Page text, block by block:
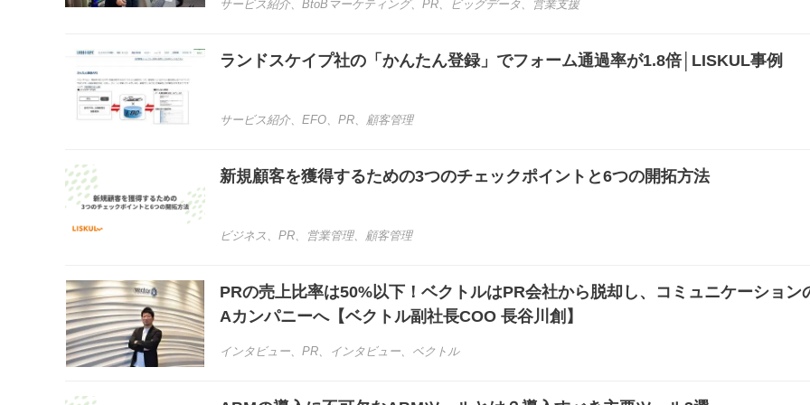
サービス紹介、 BtoBマーケティング、 PR、 ビッグデータ、 営業支援
ランドスケイプ社の「かんたん登録」でフォーム通過率が1.8倍│LISKUL事例
サービス紹介、 EFO、 PR、 顧客管理
新規顧客を獲得するための3つのチェックポイントと6つの開拓方法
ビジネス 、 PR、 営業管理、 顧客管理
PRの売上比率は50%以下！ベクトルはPR会社から脱却し、コミュニケーション
Aカンパニーへ【ベクトル副社長COO 長谷川創】
インタビュー、 PR、 インタビュー、 ベクトル